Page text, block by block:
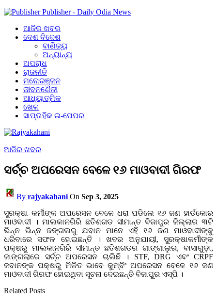
Publisher - Daily Odia News
ଆଜିର ଖବର
ଦେଶ ବିଦେଶ
ବାଣିଜ୍ୟ
ଅନ୍ୟାନ୍ୟ
ଅପରାଧ
ରାଜନୀତି
ମନୋରଞ୍ଜନ
ଜୀବନଶୈଳୀ
ଆଧ୍ୟାତ୍ମିକ
ଖେଳ
ସାପ୍ତାହିକ ଇ-ପେପର
ଆଜିର ଖବର
ସର୍ଚ୍ଚ ଅପରେସନ ବେଳେ ୧୬ ମାଓବାଦୀ ଗିରଫ
By rajyakahani On Sep 3, 2025
ସୁରକ୍ଷା କର୍ମୀଙ୍କ ଅପରେସନ ବେଳେ ଧରା ପଡିଲେ ୧୬ ଜଣ ହାର୍ଡକୋର
ମାଓବାଦୀ । ମାଲକାନଗିରି ଛତିଶଗଡ ସୀମାନ୍ତ ବିଜାପୁର ଜିଲ୍ଲାର ୩ଟି
ଭିନ୍ନ ଭିନ୍ନ ଜଙ୍ଗଲରୁ ଯବାନ ମାନେ ଏହି ୧୬ ଜଣ ମାଓବାଦୀଙ୍କୁ
ଧରିବାରେ ସଫଳ ହୋଇଛନ୍ତି । ଖବର ଅନୁଯାୟୀ, ସୁରକ୍ଷାକର୍ମୀଙ୍କ
ପକ୍ଷରୁ ମାଲକାନଗିରି ସୀମାନ୍ତ ଛତିଶଗଡର ଗାଙ୍ଗାଲୁର, ବାସାଗୁଡ଼ା,
ଜାଙ୍ଗଲାରେ ସର୍ଚ୍ଚ ଅପରେସନ ଚାଲିଛି । STF, DRG ଏବଂ CRPF
ଜବାନଙ୍କ ପକ୍ଷରୁ ମିଳିତ ଭାବେ କୁମ୍ବିଂ ଅପରେସନ ବେଳେ ୧୬ ଜଣ
ମାଓବାଦୀ ଗିରଫ ହୋଇଥିବା ସୂଚନା ଦେଇଛନ୍ତି ବିଜାପୁର ଏସ୍‌ପି ।
Related Posts